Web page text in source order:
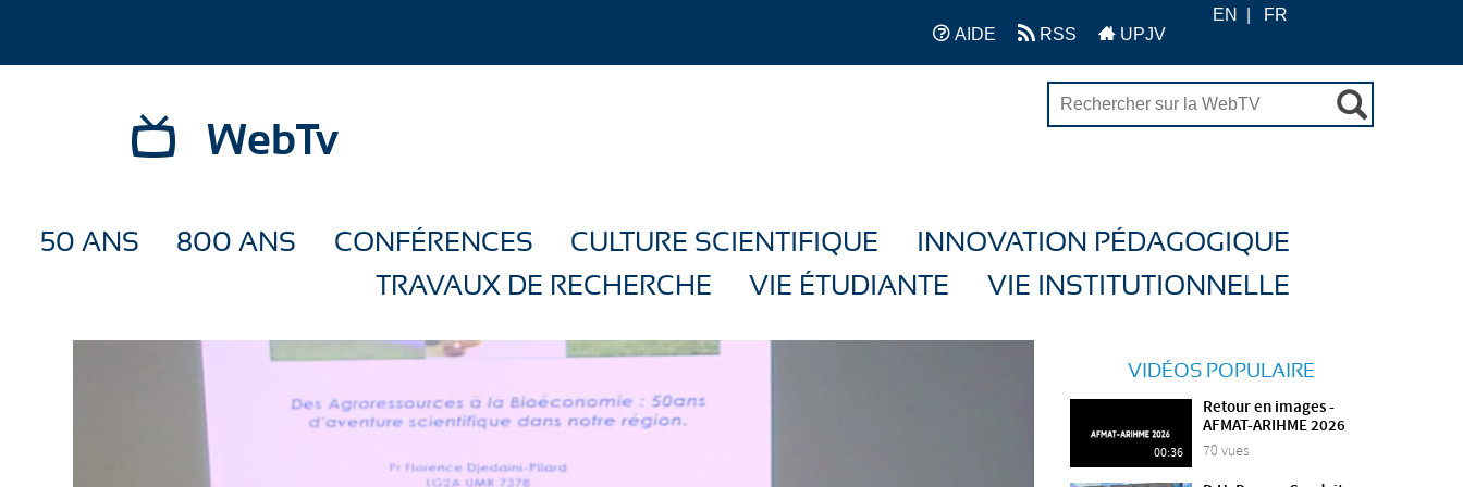
AIDE RSS UPJV
EN FR
WebTv
50 ANS 800 ANS CONFÉRENCES CULTURE SCIENTIFIQUE
INNOVATION PÉDAGOGIQUE
TRAVAUX DE RECHERCHE
VIE ÉTUDIANTE VIE INSTITUTIONNELLE
VIDÉOS POPULAIRE
00:36
Retour en images -
AFMAT-ARIHME 2026
70 vues